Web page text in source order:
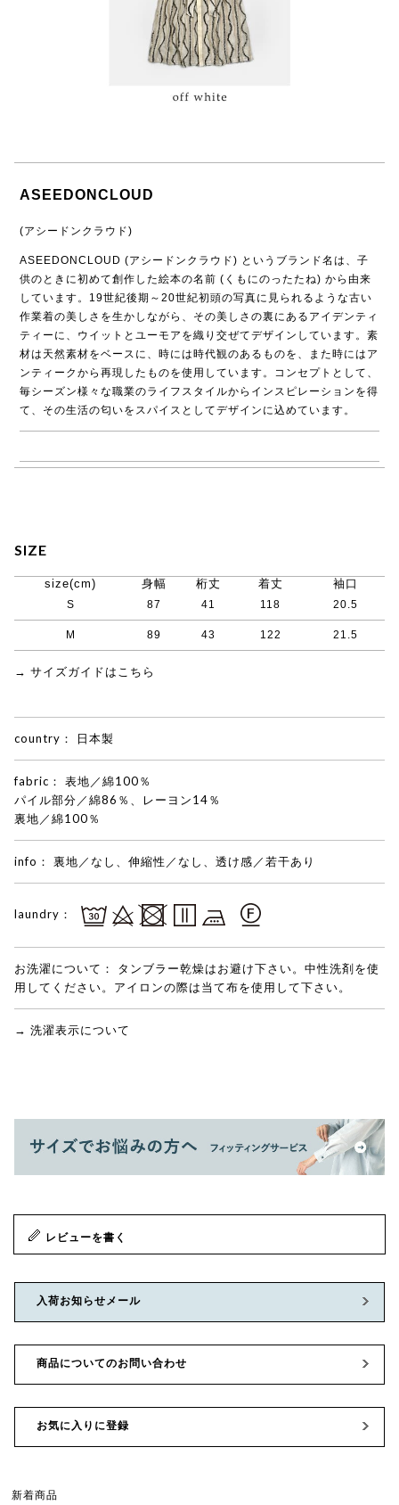
ASEEDONCLOUD
(アシードンクラウド)
ASEEDONCLOUD (アシードンクラウド) というブランド名は、子
供のときに初めて創作した絵本の名前 (くもにのったたね) から由来
しています。19世紀後期～20世紀初頭の写真に見られるような古い
作業着の美しさを生かしながら、その美しさの裏にあるアイデンティ
ティーに、ウイットとユーモアを織り交ぜてデザインしています。素
材は天然素材をベースに、時には時代観のあるものを、また時にはア
ンティークから再現したものを使用しています。コンセプトとして、
毎シーズン様々な職業のライフスタイルからインスピレーションを得
て、その生活の匂いをスパイスとしてデザインに込めています。
SIZE
size(cm) 身幅 桁丈 着丈 袖口
S 87 41 118 20.5
M 89 43 122 21.5
→ サイズガイドはこちら
country： 日本製
fabric：
表地／綿100％
パイル部分／綿86％、レーヨン14％
裏地／綿100％
info： 裏地／なし、伸縮性／なし、透け感／若干あり
laundry：
お洗濯について：
タンブラー乾燥はお避け下さい。中性洗剤を使
用してください。アイロンの際は当て布を使用して下さい。
→ 洗濯表示について
レビューを書く
入荷お知らせメール
商品についてのお問い合わせ
お気に入りに登録
新着商品